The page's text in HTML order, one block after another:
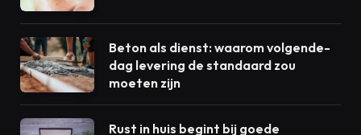
Beton als dienst: waarom volgende-
dag levering de standaard zou
moeten zijn
Rust in huis begint bij goede